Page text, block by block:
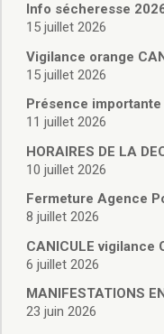
Plan Local
Actes d’état
Budgets
Budget de
Budget
Conseils
Règlement
Info sécheresse
15 juillet 2026
Vigilance orange
15 juillet 2026
Présence
11 juillet 2026
HORAIRES DE LA
10 juillet 2026
Fermeture Agence
8 juillet 2026
CANICULE vigilance
6 juillet 2026
MANIFESTATIONS
23 juin 2026